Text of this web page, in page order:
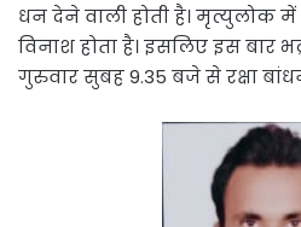
धन देने वाली होती है। मृत्युलोक में
विनाश होता है। इसलिए इस बार
गुरुवार सुबह 9.35 बजे से रक्षा